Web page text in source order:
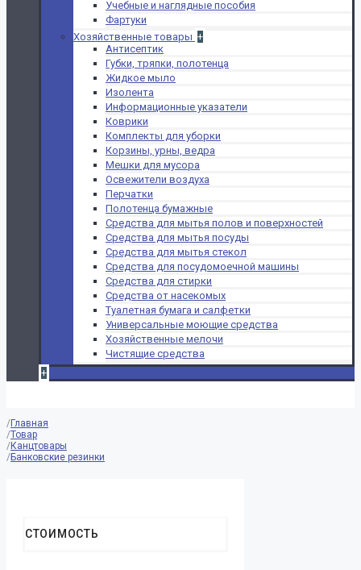
Учебные и наглядные пособия
Фартуки
Хозяйственные товары +
Антисептик
Губки, тряпки, полотенца
Жидкое мыло
Изолента
Информационные указатели
Коврики
Комплекты для уборки
Корзины, урны, ведра
Мешки для мусора
Освежители воздуха
Перчатки
Полотенца бумажные
Средства для мытья полов и поверхностей
Средства для мытья посуды
Средства для мытья стекол
Средства для посудомоечной машины
Средства для стирки
Средства от насекомых
Туалетная бумага и салфетки
Универсальные моющие средства
Хозяйственные мелочи
Чистящие средства
+
Главная
Товар
Канцтовары
Банковские резинки
СТОИМОСТЬ